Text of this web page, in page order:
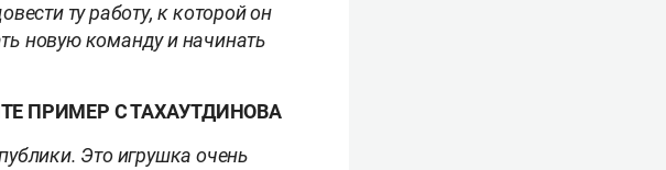
ту работу, к которой он
новую команду и начинать
ПРИМЕР С ТАХАУТДИНОВА
Это игрушка очень